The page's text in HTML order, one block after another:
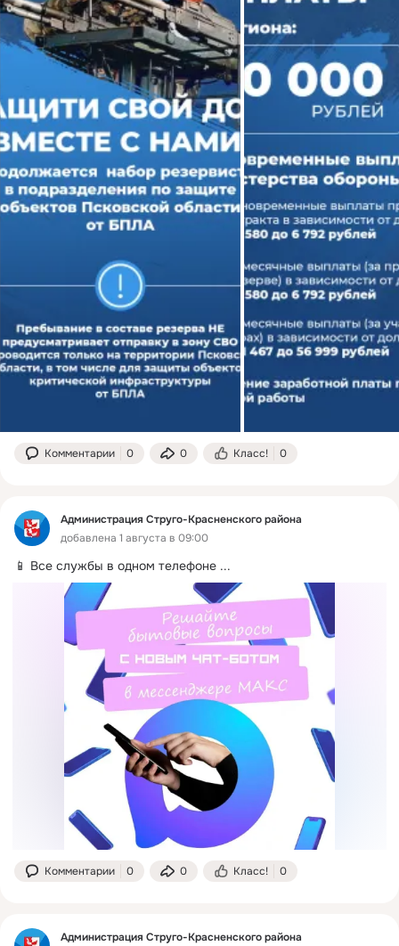
Комментарии 0 0 Класс! 0
Администрация Струго-Красненского района
добавлена 1 августа в 09:00
📱 Все службы в одном телефоне ...
Комментарии 0 0 Класс! 0
Администрация Струго-Красненского района